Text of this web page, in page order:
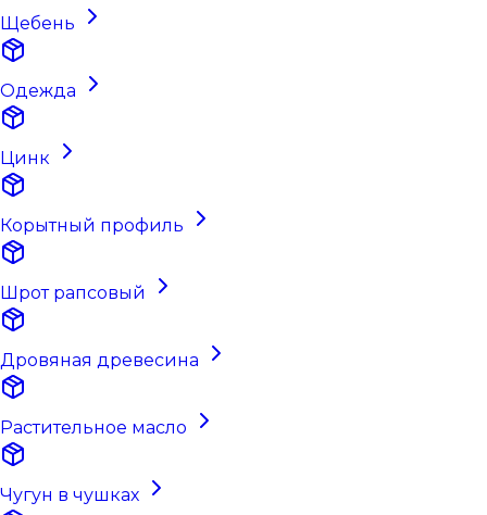
Щебень
Одежда
Цинк
Корытный профиль
Шрот рапсовый
Дровяная древесина
Растительное масло
Чугун в чушках